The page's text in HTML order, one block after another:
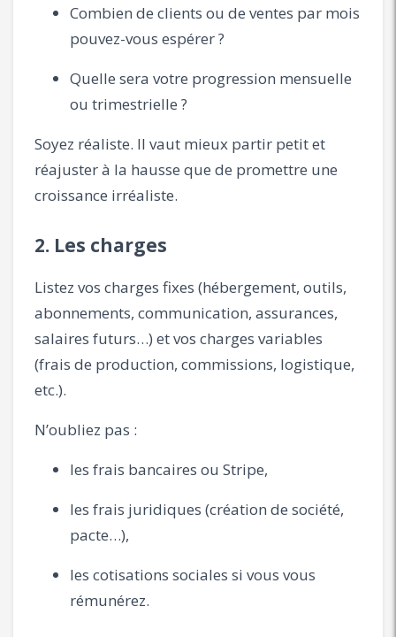
Combien de clients ou de ventes par mois
pouvez-vous espérer ?
Quelle sera votre progression mensuelle
ou trimestrielle ?
Soyez réaliste. Il vaut mieux partir petit et
réajuster à la hausse que de promettre une
croissance irréaliste.
2. Les charges
Listez vos charges fixes (hébergement, outils,
abonnements, communication, assurances,
salaires futurs…) et vos charges variables
(frais de production, commissions, logistique,
etc.).
N’oubliez pas :
les frais bancaires ou Stripe,
les frais juridiques (création de société,
pacte…),
les cotisations sociales si vous vous
rémunérez.